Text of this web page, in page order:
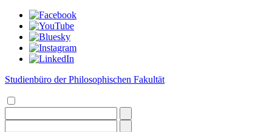
Studienbüro der Philosophischen Fakultät